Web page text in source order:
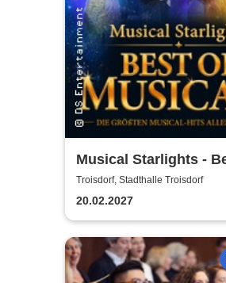
Musical Starlights -
Musicals
Troisdorf, Stadthalle Troisdorf
20.02.2027